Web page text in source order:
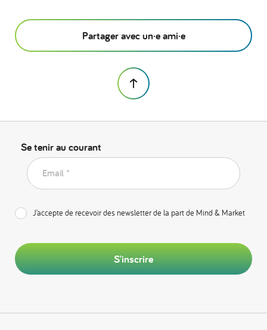
Partager avec un·e ami·e
Se tenir au courant
Email *
J’accepte de recevoir des newsletter de la part de Mind & Market
S'inscrire